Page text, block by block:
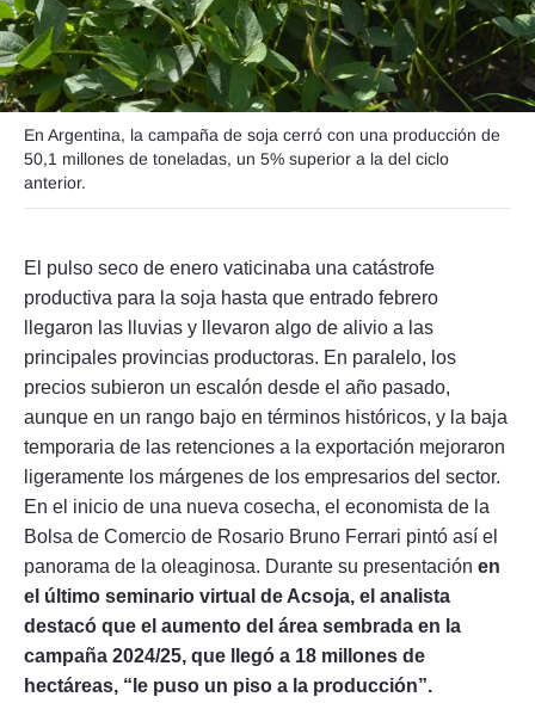
Seguinos
En Argentina, la campaña de soja cerró con una producción de
50,1 millones de toneladas, un 5% superior a la del ciclo
anterior.
El pulso seco de enero vaticinaba una catástrofe
productiva para la soja hasta que entrado febrero
llegaron las lluvias y llevaron algo de alivio a las
principales provincias productoras. En paralelo, los
precios subieron un escalón desde el año pasado,
aunque en un rango bajo en términos históricos, y la baja
temporaria de las retenciones a la exportación mejoraron
ligeramente los márgenes de los empresarios del sector.
En el inicio de una nueva cosecha, el economista de la
Bolsa de Comercio de Rosario Bruno Ferrari pintó así el
panorama de la oleaginosa. Durante su presentación en
el último seminario virtual de Acsoja, el analista
destacó que el aumento del área sembrada en la
campaña 2024/25, que llegó a 18 millones de
hectáreas, “le puso un piso a la producción”.